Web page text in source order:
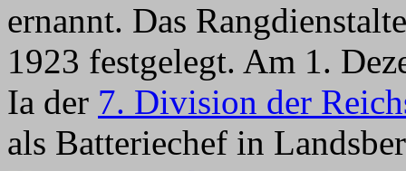
ernannt. Das
1923 festgelegt. Am 1.
Ia der 7. Division der
als Batteriechef in